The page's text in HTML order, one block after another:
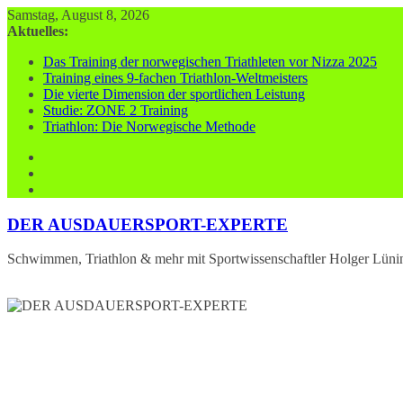
Zum
Inhalt
Samstag, August 8, 2026
Aktuelles:
Das Training der norwegischen Triathleten vor Nizza 2025
Training eines 9-fachen Triathlon-Weltmeisters
Die vierte Dimension der sportlichen Leistung
Studie: ZONE 2 Training
Triathlon: Die Norwegische Methode
DER AUSDAUERSPORT-EXPERTE
Schwimmen, Triathlon & mehr mit Sportwissenschaftler Holger